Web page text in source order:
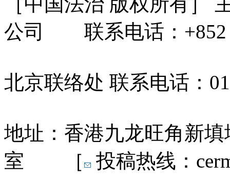
公司 联系电话：+852
北京联络处 联系电话：
地址：香港九龙旺角新
室 ［
投稿热线：